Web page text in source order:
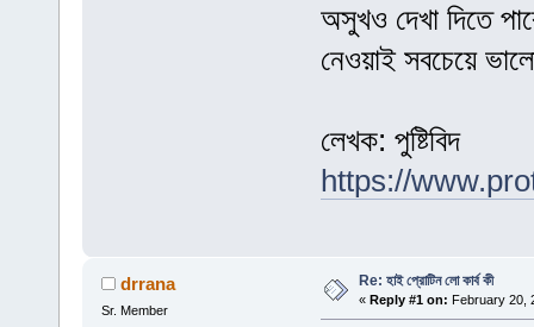
অসুখও দেখা দিতে
নেওয়াই সবচেয়ে
লেখক: পুষ্টিবিদ
https://
drrana
Sr. Member
Re: হাই প্রোটিন লো কার্ব কী
« Reply #1 on: February 20,